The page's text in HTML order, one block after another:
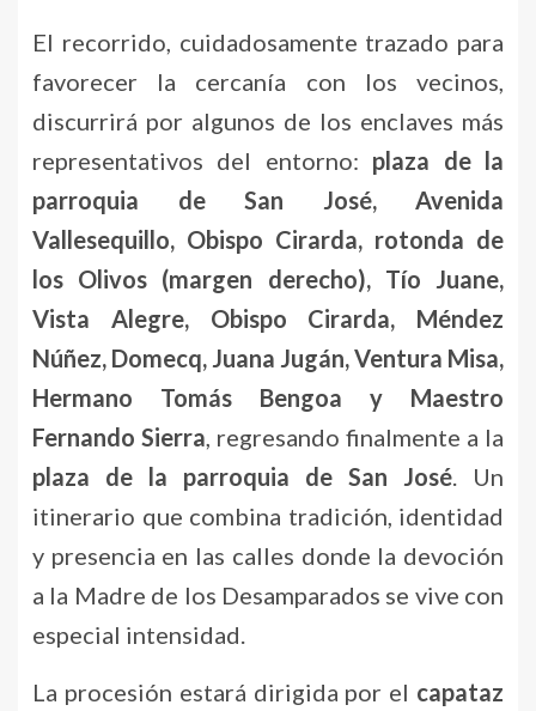
El recorrido, cuidadosamente trazado para
favorecer la cercanía con los vecinos,
discurrirá por algunos de los enclaves más
representativos del entorno: plaza de la
parroquia de San José, Avenida
Vallesequillo, Obispo Cirarda, rotonda de
los Olivos (margen derecho), Tío Juane,
Vista Alegre, Obispo Cirarda, Méndez
Núñez, Domecq, Juana Jugán, Ventura Misa,
Hermano Tomás Bengoa y Maestro
Fernando Sierra , regresando finalmente a la
plaza de la parroquia de San José . Un
itinerario que combina tradición, identidad
y presencia en las calles donde la devoción
a la Madre de los Desamparados se vive con
especial intensidad.
La procesión estará dirigida por el capataz